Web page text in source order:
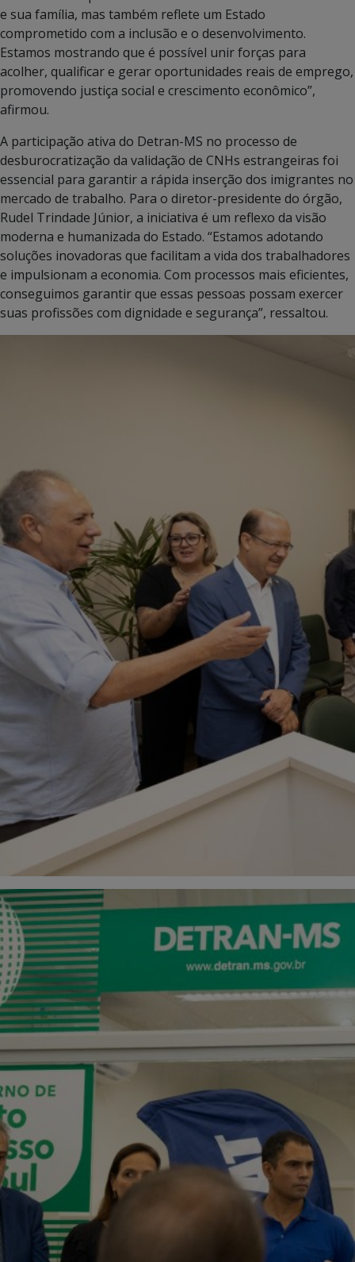
e sua família, mas também reflete um Estado
comprometido com a inclusão e o desenvolvimento.
Estamos mostrando que é possível unir forças para
acolher, qualificar e gerar oportunidades reais de emprego,
promovendo justiça social e crescimento econômico”,
afirmou.
A participação ativa do Detran-MS no processo de
desburocratização da validação de CNHs estrangeiras foi
essencial para garantir a rápida inserção dos imigrantes no
mercado de trabalho. Para o diretor-presidente do órgão,
Rudel Trindade Júnior, a iniciativa é um reflexo da visão
moderna e humanizada do Estado. “Estamos adotando
soluções inovadoras que facilitam a vida dos trabalhadores
e impulsionam a economia. Com processos mais eficientes,
conseguimos garantir que essas pessoas possam exercer
suas profissões com dignidade e segurança”, ressaltou.